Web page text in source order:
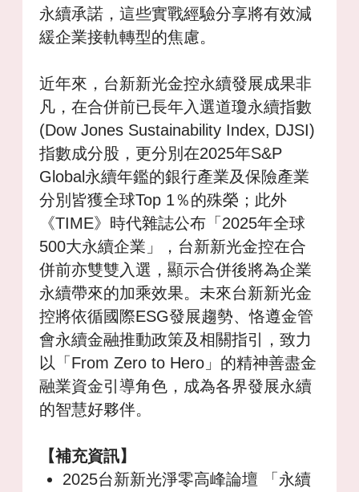
永續承諾，這些實戰經驗分享將有效減
緩企業接軌轉型的焦慮。
近年來，台新新光金控永續發展成果非
凡，在合併前已長年入選道瓊永續指數
(Dow Jones Sustainability Index, DJSI)
指數成分股，更分別在2025年S&P
Global永續年鑑的銀行產業及保險產業
分別皆獲全球Top 1％的殊榮；此外
《TIME》時代雜誌公布「2025年全球
500大永續企業」，台新新光金控在合
併前亦雙雙入選，顯示合併後將為企業
永續帶來的加乘效果。未來台新新光金
控將依循國際ESG發展趨勢、恪遵金管
會永續金融推動政策及相關指引，致力
以「From Zero to Hero」的精神善盡金
融業資金引導角色，成為各界發展永續
的智慧好夥伴。
【補充資訊】
2025台新新光淨零高峰論壇 「永續